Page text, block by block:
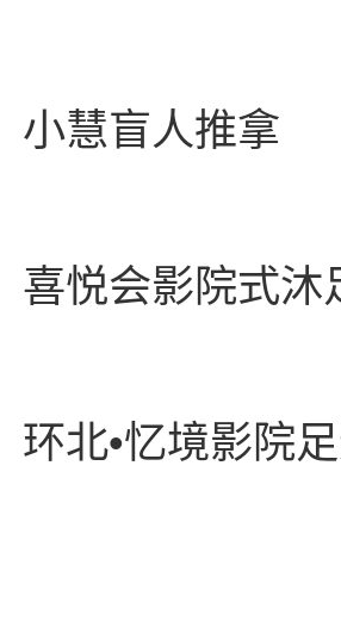
小慧盲人推拿
喜悦会影院式沐
环北•忆境影院